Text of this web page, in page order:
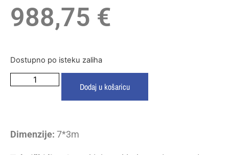
988,75 €
Dostupno po isteku zaliha
Dodaj u košaricu
Dimenzije: 7*3m